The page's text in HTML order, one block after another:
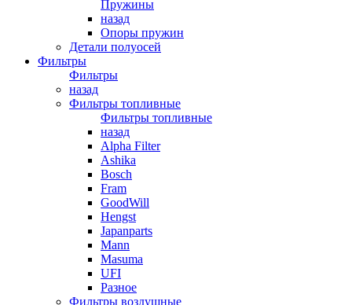
Пружины
назад
Опоры пружин
Детали полуосей
Фильтры
Фильтры
назад
Фильтры топливные
Фильтры топливные
назад
Alpha Filter
Ashika
Bosch
Fram
GoodWill
Hengst
Japanparts
Mann
Masuma
UFI
Разное
Фильтры воздушные